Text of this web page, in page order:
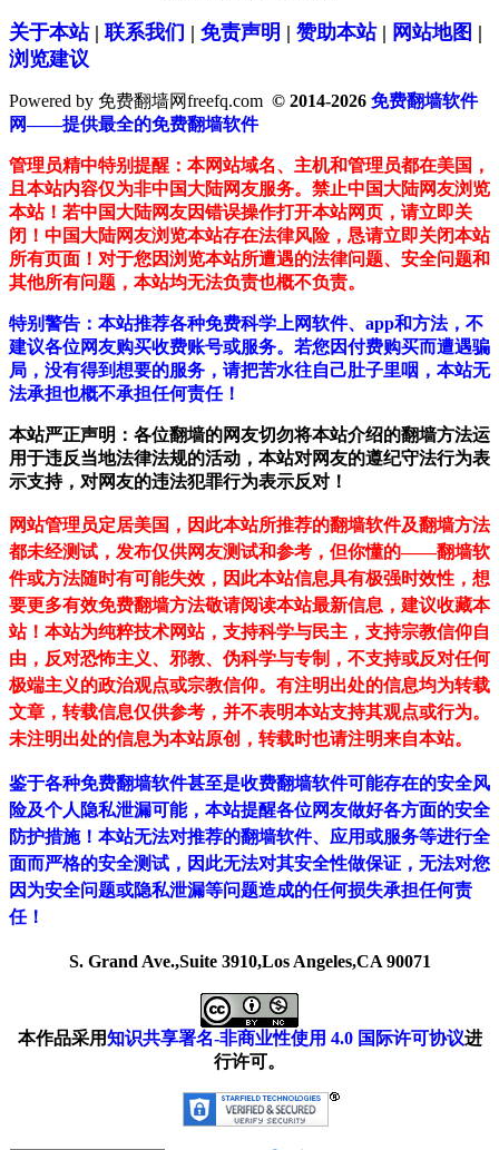
关于本站| 联系我们 | 免责声明 | 赞助本站| 网站地图 |
浏览建议
Powered by 免费翻墙网freefq.com © 2014-2026 免费翻墙软件
网——提供最全的免费翻墙软件
管理员精中特别提醒：本网站域名、主机和管理员都在美国，
且本站内容仅为非中国大陆网友服务。禁止中国大陆网友浏览
本站！若中国大陆网友因错误操作打开本站网页，请立即关
闭！中国大陆网友浏览本站存在法律风险，恳请立即关闭本站
所有页面！对于您因浏览本站所遭遇的法律问题、安全问题和
其他所有问题，本站均无法负责也概不负责。
特别警告：本站推荐各种免费科学上网软件、app和方法，不
建议各位网友购买收费账号或服务。若您因付费购买而遭遇骗
局，没有得到想要的服务，请把苦水往自己肚子里咽，本站无
法承担也概不承担任何责任！
本站严正声明：各位翻墙的网友切勿将本站介绍的翻墙方法运
用于违反当地法律法规的活动，本站对网友的遵纪守法行为表
示支持，对网友的违法犯罪行为表示反对！
网站管理员定居美国，因此本站所推荐的翻墙软件及翻墙方法
都未经测试，发布仅供网友测试和参考，但你懂的——翻墙软
件或方法随时有可能失效，因此本站信息具有极强时效性，想
要更多有效免费翻墙方法敬请阅读本站最新信息，建议收藏本
站！ 本站为纯粹技术网站，支持科学与民主，支持宗教信仰自
由，反对恐怖主义、邪教、伪科学与专制，不支持或反对任何
极端主义的政治观点或宗教信仰。有注明出处的信息均为转载
文章，转载信息仅供参考，并不表明本站支持其观点或行为。
未注明出处的信息为本站原创，转载时也请注明来自本站。
鉴于各种免费翻墙软件甚至是收费翻墙软件可能存在的安全风
险及个人隐私泄漏可能，本站提醒各位网友做好各方面的安全
防护措施！本站无法对推荐的翻墙软件、应用或服务等进行全
面而严格的安全测试，因此无法对其安全性做保证，无法对您
因为安全问题或隐私泄漏等问题造成的任何损失承担任何责
任！
S. Grand Ave.,Suite 3910,Los Angeles,CA 90071
本作品采用知识共享署名-非商业性使用 4.0 国际许可协议进
行许可。